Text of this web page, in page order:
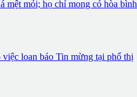
mệt mỏi; họ chỉ mong có hòa bình
loan báo Tin mừng tại phố thị